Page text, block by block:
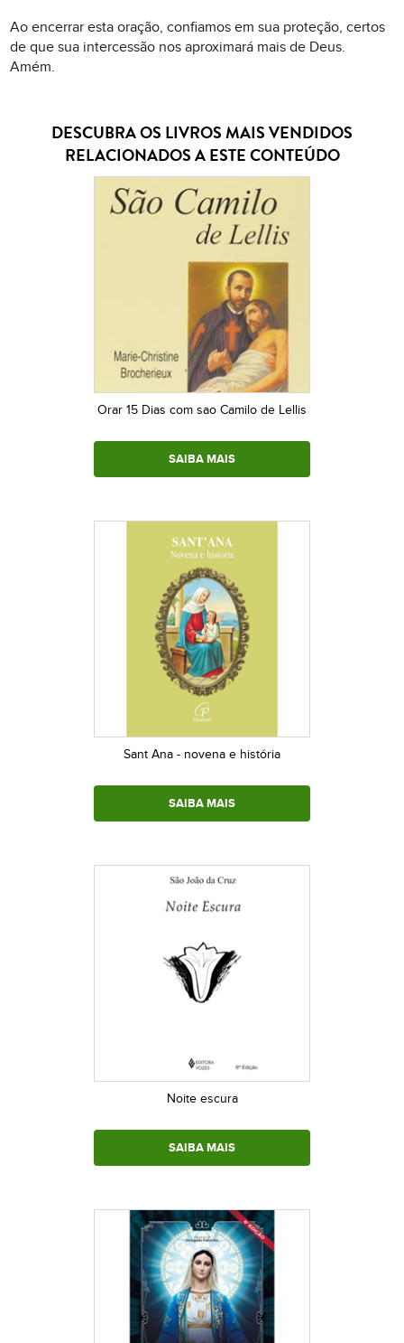
Ao encerrar esta oração, confiamos em sua proteção, certos
de que sua intercessão nos aproximará mais de Deus.
Amém.
DESCUBRA OS LIVROS MAIS VENDIDOS
RELACIONADOS A ESTE CONTEÚDO
Orar 15 Dias com sao Camilo de Lellis
SAIBA MAIS
Sant Ana - novena e história
SAIBA MAIS
Noite escura
SAIBA MAIS